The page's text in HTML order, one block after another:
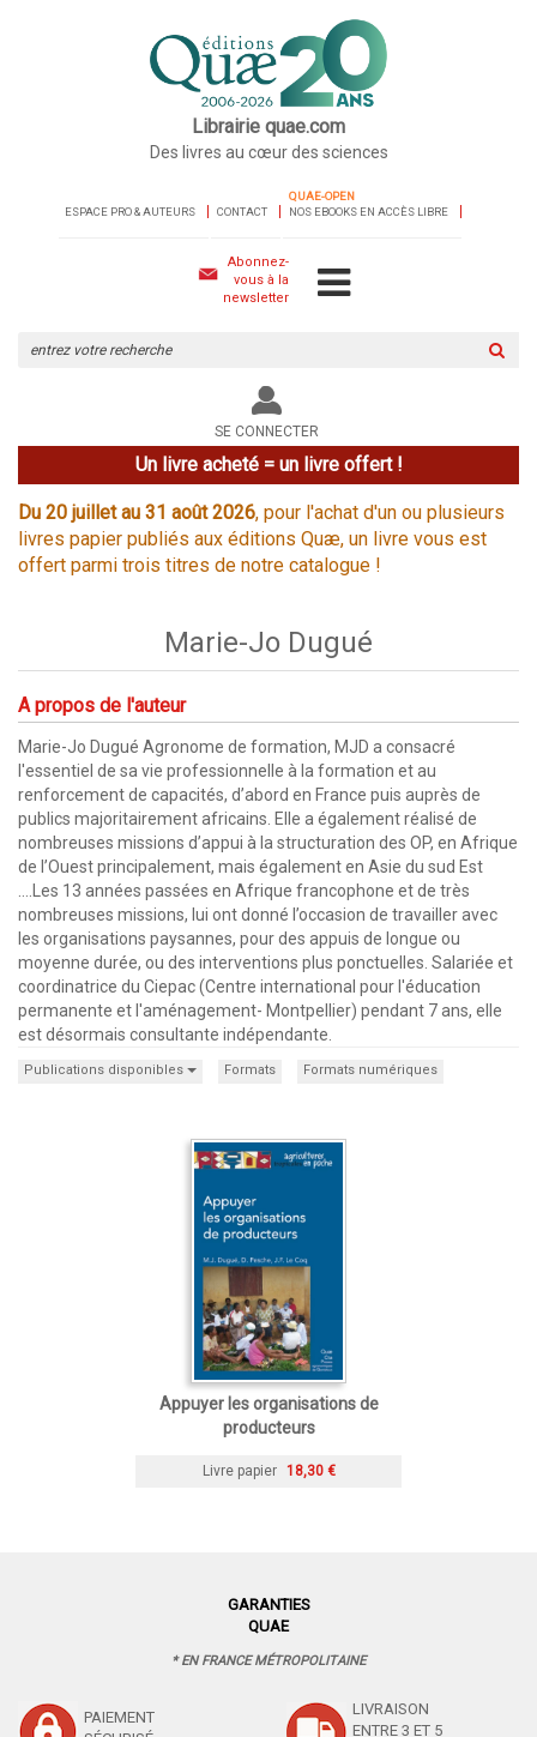
Librairie quae.com
Des livres au cœur des sciences
ESPACE PRO & AUTEURS CONTACT
QUAE-OPEN
NOS EBOOKS EN ACCÈS LIBRE
Abonnez-
vous à la
newsletter
le
site
SE CONNECTER
Un livre acheté = un livre offert !
Du 20 juillet au 31 août 2026, pour l'achat d'un ou plusieurs
livres papier publiés aux éditions Quæ, un livre vous est
offert parmi trois titres de notre catalogue !
Marie-Jo Dugué
A propos de l'auteur
Marie-Jo Dugué Agronome de formation, MJD a consacré
l'essentiel de sa vie professionnelle à la formation et au
renforcement de capacités, d’abord en France puis auprès de
publics majoritairement africains. Elle a également réalisé de
nombreuses missions d’appui à la structuration des OP, en Afrique
de l’Ouest principalement, mais également en Asie du sud Est
….Les 13 années passées en Afrique francophone et de très
nombreuses missions, lui ont donné l’occasion de travailler avec
les organisations paysannes, pour des appuis de longue ou
moyenne durée, ou des interventions plus ponctuelles. Salariée et
coordinatrice du Ciepac (Centre international pour l'éducation
permanente et l'aménagement- Montpellier) pendant 7 ans, elle
est désormais consultante indépendante.
Publications disponibles Formats Formats numériques
Appuyer les organisations de
producteurs
Livre papier 18,30 €
GARANTIES
QUAE
* EN FRANCE MÉTROPOLITAINE
PAIEMENT
LIVRAISON
ENTRE 3 ET 5